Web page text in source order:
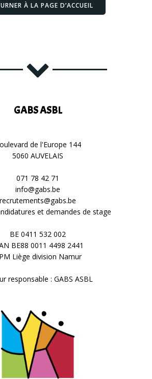
À LA PAGE D’ACCUEIL
GABS ASBL
de l'Europe 144
5060 AUVELAIS
071 78 42 71
info@gabs.be
recrutements@gabs.be
et demandes de stage
BE 0411 532 002
BE88 0011 4498 2441
Liège division Namur
responsable : GABS ASBL